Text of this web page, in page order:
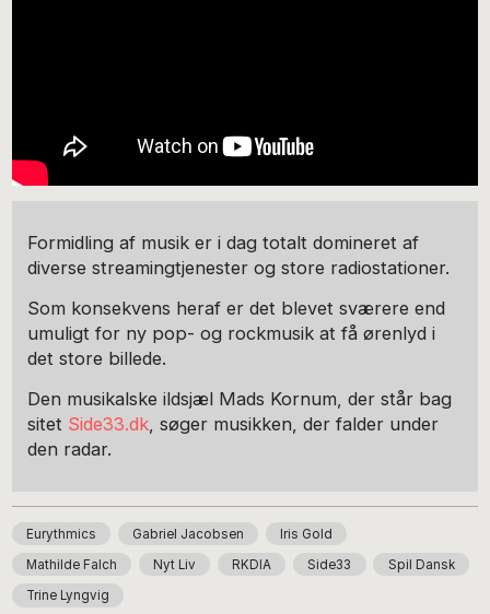
Formidling af musik er i dag totalt domineret af
diverse streamingtjenester og store radiostationer.
Som konsekvens heraf er det blevet sværere end
umuligt for ny pop- og rockmusik at få ørenlyd i
det store billede.
Den musikalske ildsjæl Mads Kornum, der står bag
sitet Side33.dk, søger musikken, der falder under
den radar.
Eurythmics Gabriel Jacobsen Iris Gold
Mathilde Falch Nyt Liv RKDIA Side33 Spil Dansk
Trine Lyngvig